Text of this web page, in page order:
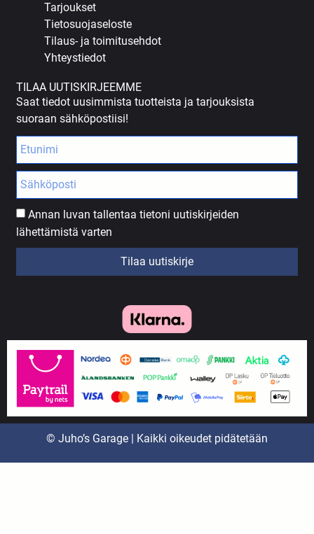
Tarjoukset
Tietosuojaseloste
Tilaus- ja toimitusehdot
Yhteystiedot
TILAA UUTISKIRJEEMME
Saat tiedot uusimmista tuotteista ja tarjouksista
suoraan sähköpostiisi!
Annan luvan tallentaa tietoni uutiskirjeiden
lähettämistä varten
Tilaa uutiskirje
© Juho’s Garage | Kaikki oikeudet pidätetään